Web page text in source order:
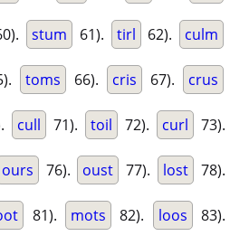
stum 61). tirl 62). culm
toms 66). cris 67). crus
cull 71). toil 72). curl 73).
ours 76). oust 77). lost 78).
81). mots 82). loos 83).